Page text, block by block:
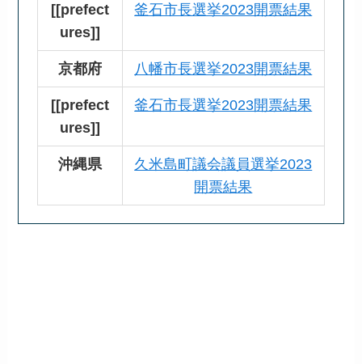
[[prefect
ures]]
釜石市長選挙2023開票結果
京都府 八幡市長選挙2023開票結果
[[prefect
ures]]
釜石市長選挙2023開票結果
沖縄県
久米島町議会議員選挙2023
開票結果